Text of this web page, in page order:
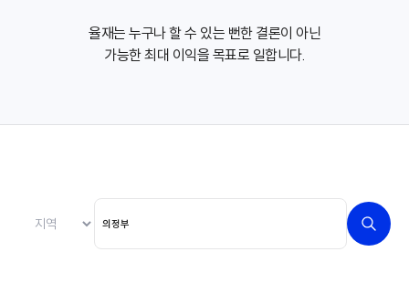
율재는 누구나 할 수 있는 뻔한 결론이 아닌
가능한 최대 이익을 목표로 일합니다.